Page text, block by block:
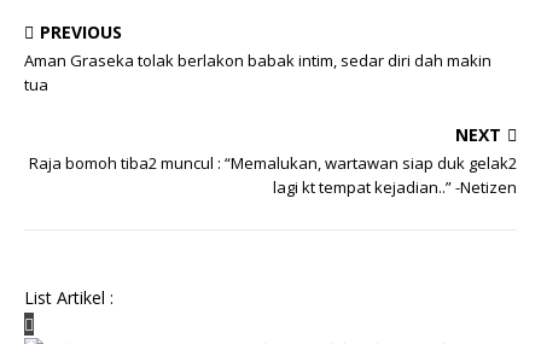
PREVIOUS
Aman Graseka tolak berlakon babak intim, sedar diri dah makin
tua
NEXT
Raja bomoh tiba2 muncul : “Memalukan, wartawan siap duk gelak2
lagi kt tempat kejadian..” -Netizen
List Artikel :